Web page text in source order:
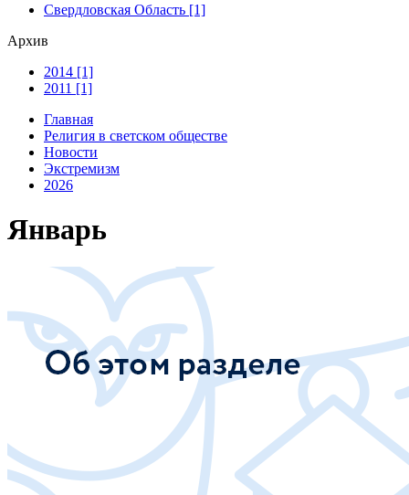
Свердловская Область [1]
Архив
2014 [1]
2011 [1]
Главная
Религия в светском обществе
Новости
Экстремизм
2026
Январь